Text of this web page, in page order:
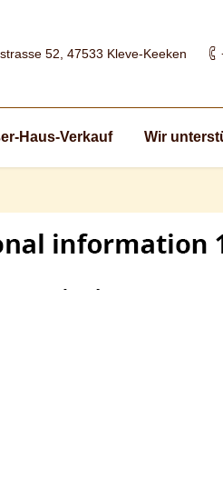
52, 47533 Kleve-Keeken
Haus-Verkauf Wir